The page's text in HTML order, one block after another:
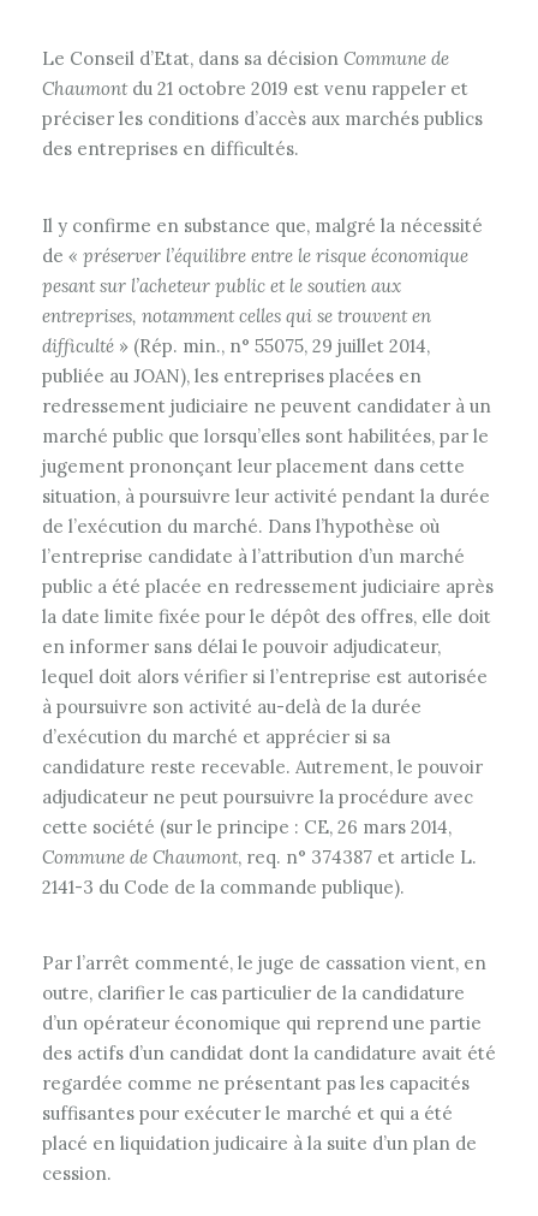
Le Conseil d’Etat, dans sa décision Commune de
Chaumontdu 21 octobre 2019 est venu rappeler et
préciser les conditions d’accès aux marchés publics
des entreprises en difficultés.
Il y confirme en substance que, malgré la nécessité
de « préserver l’équilibre entre le risque économique
pesant sur l’acheteur public et le soutien aux
entreprises, notamment celles qui se trouvent en
difficulté » (Rép. min., n° 55075, 29 juillet 2014,
publiée au JOAN), les entreprises placées en
redressement judiciaire ne peuvent candidater à un
marché public que lorsqu’elles sont habilitées, par le
jugement prononçant leur placement dans cette
situation, à poursuivre leur activité pendant la durée
de l’exécution du marché. Dans l’hypothèse où
l’entreprise candidate à l’attribution d’un marché
public a été placée en redressement judiciaire après
la date limite fixée pour le dépôt des offres, elle doit
en informer sans délai le pouvoir adjudicateur,
lequel doit alors vérifier si l’entreprise est autorisée
à poursuivre son activité au-delà de la durée
d’exécution du marché et apprécier si sa
candidature reste recevable. Autrement, le pouvoir
adjudicateur ne peut poursuivre la procédure avec
cette société (sur le principe : CE, 26 mars 2014,
Commune de Chaumont, req. n° 374387 et article L.
2141-3 du Code de la commande publique).
Par l’arrêt commenté, le juge de cassation vient, en
outre, clarifier le cas particulier de la candidature
d’un opérateur économique qui reprend une partie
des actifs d’un candidat dont la candidature avait été
regardée comme ne présentant pas les capacités
suffisantes pour exécuter le marché et qui a été
placé en liquidation judicaire à la suite d’un plan de
cession.